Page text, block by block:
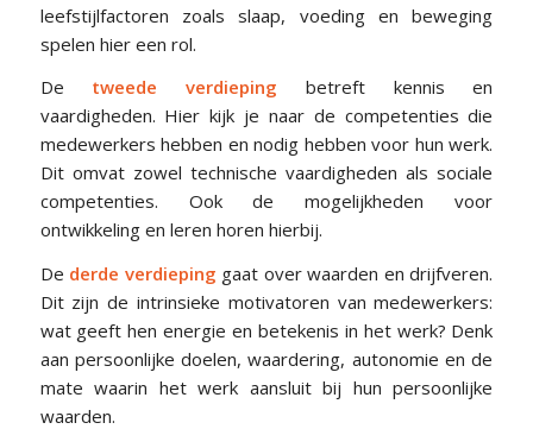
leefstijlfactoren zoals slaap, voeding en beweging
spelen hier een rol.
De tweede verdieping betreft kennis en
vaardigheden. Hier kijk je naar de competenties die
medewerkers hebben en nodig hebben voor hun werk.
Dit omvat zowel technische vaardigheden als sociale
competenties. Ook de mogelijkheden voor
ontwikkeling en leren horen hierbij.
De derde verdieping gaat over waarden en drijfveren.
Dit zijn de intrinsieke motivatoren van medewerkers:
wat geeft hen energie en betekenis in het werk? Denk
aan persoonlijke doelen, waardering, autonomie en de
mate waarin het werk aansluit bij hun persoonlijke
waarden.